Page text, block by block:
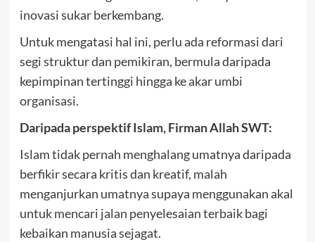
inovasi sukar berkembang.
Untuk mengatasi hal ini, perlu ada reformasi dari
segi struktur dan pemikiran, bermula daripada
kepimpinan tertinggi hingga ke akar umbi
organisasi.
Daripada perspektif Islam, Firman Allah SWT:
Islam tidak pernah menghalang umatnya daripada
berfikir secara kritis dan kreatif, malah
menganjurkan umatnya supaya menggunakan akal
untuk mencari jalan penyelesaian terbaik bagi
kebaikan manusia sejagat.